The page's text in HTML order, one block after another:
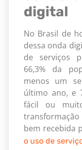
digital
No Brasil de
dessa onda
de serviços
66,3% da
menos um
último ano, e
fácil ou
transformação
bem recebida
o uso de